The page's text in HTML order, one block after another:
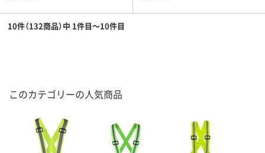
10件（132商品）中 1件目～10件目
このカテゴリーの人気商品